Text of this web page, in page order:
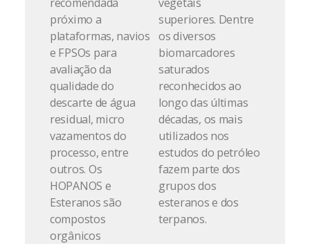
próximo a
plataformas, navios
e FPSOs para
avaliação da
qualidade do
descarte de água
residual, micro
vazamentos do
processo, entre
outros. Os
HOPANOS e
Esteranos são
compostos
orgânicos
superiores. Dentre
os diversos
biomarcadores
saturados
reconhecidos ao
longo das últimas
décadas, os mais
utilizados nos
estudos do petróleo
fazem parte dos
grupos dos
esteranos e dos
terpanos.